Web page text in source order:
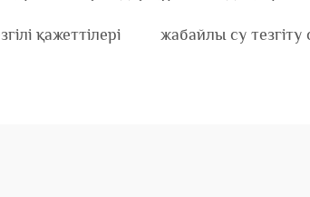
қажеттілері жабайлы су тезгіту